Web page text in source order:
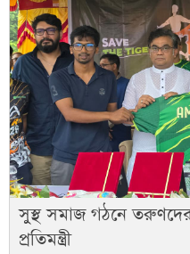
সুস্থ সমাজ গঠনে
প্রতিমন্ত্রী